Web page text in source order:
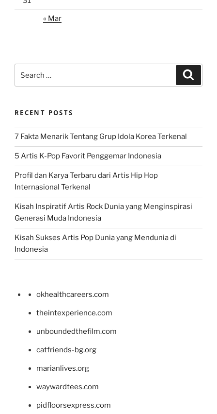
« Mar
for:
RECENT POSTS
7 Fakta Menarik Tentang Grup Idola Korea Terkenal
5 Artis K-Pop Favorit Penggemar Indonesia
Profil dan Karya Terbaru dari Artis Hip Hop
Internasional Terkenal
Kisah Inspiratif Artis Rock Dunia yang Menginspirasi
Generasi Muda Indonesia
Kisah Sukses Artis Pop Dunia yang Mendunia di
Indonesia
okhealthcareers.com
theintexperience.com
unboundedthefilm.com
catfriends-bg.org
marianlives.org
waywardtees.com
pidfloorsexpress.com